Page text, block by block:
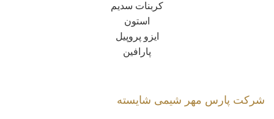
کربنات سدیم
استون
ایزو پروپیل
پارافین
شرکت پارس مهر شیمی شایسته